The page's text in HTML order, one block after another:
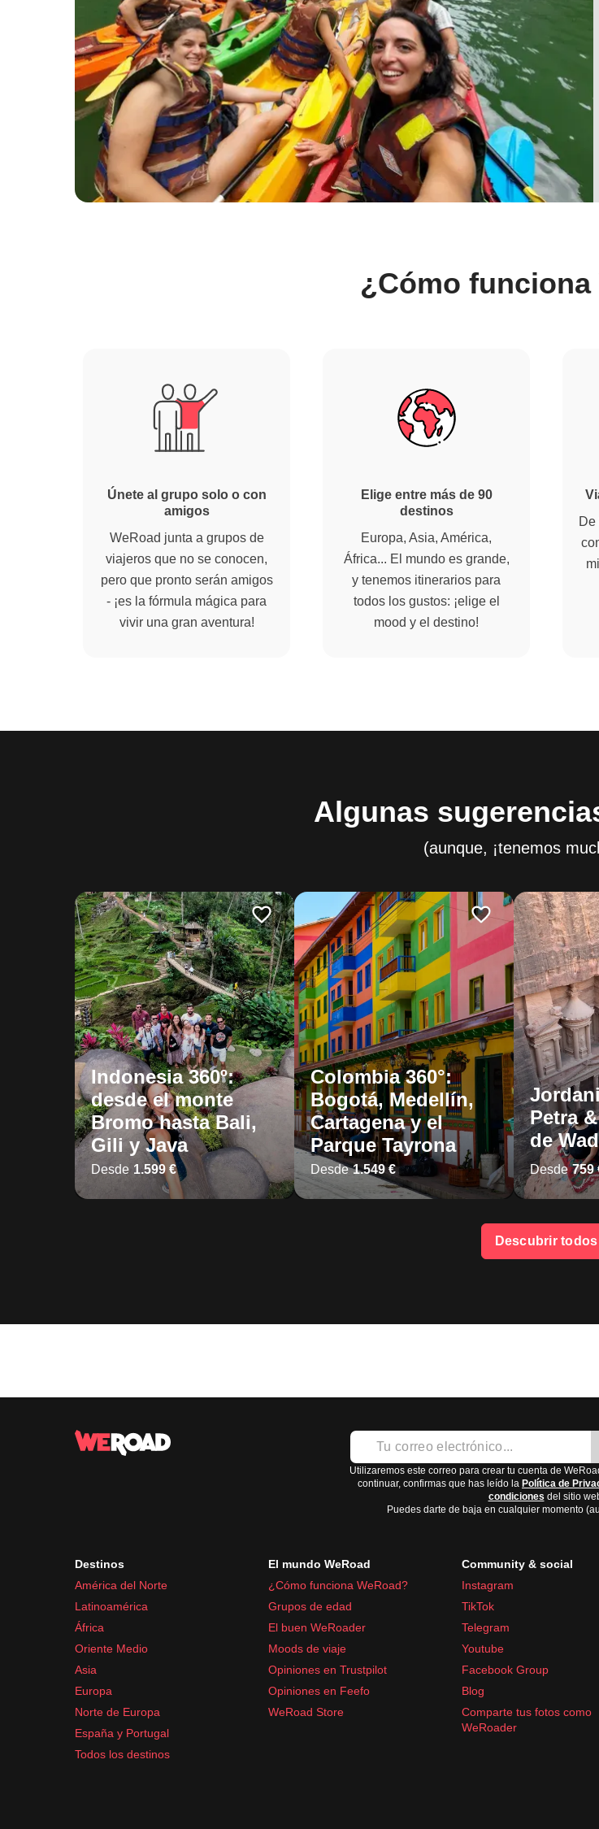
¿Cómo funciona
Únete al grupo solo o con
amigos
WeRoad junta a grupos de
viajeros que no se conocen,
pero que pronto serán amigos
- ¡es la fórmula mágica para
vivir una gran aventura!
Elige entre más de 90
destinos
Europa, Asia, América,
África... El mundo es grande,
y tenemos itinerarios para
todos los gustos: ¡elige el
mood y el destino!
De
Algunas
(aunque, ¡tenemos
Indonesia 360º:
desde el monte
Bromo hasta Bali,
Gili y Java
Desde 1.599 €
Colombia 360°:
Bogotá, Medellín,
Cartagena y el
Parque Tayrona
Desde 1.549 €
Petra
de
Desde 759
Descubrir todos
Utilizaremos este correo para crear tu cuenta de
continuar, confirmas que has leído la Política de
condiciones del sitio
Puedes darte de baja en cualquier momento
Destinos
América del Norte
Latinoamérica
África
Oriente Medio
Asia
Europa
Norte de Europa
España y Portugal
Todos los destinos
El mundo WeRoad
¿Cómo funciona WeRoad?
Grupos de edad
El buen WeRoader
Moods de viaje
Opiniones en Trustpilot
Opiniones en Feefo
WeRoad Store
Community & social
Instagram
TikTok
Telegram
Youtube
Facebook Group
Blog
Comparte tus fotos como
WeRoader